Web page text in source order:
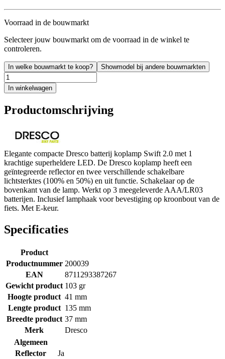
Voorraad in de bouwmarkt
Selecteer jouw bouwmarkt om de voorraad in de winkel te
controleren.
In welke bouwmarkt te koop? Showmodel bij andere bouwmarkten
In winkelwagen
Productomschrijving
Elegante compacte Dresco batterij koplamp Swift 2.0 met 1
krachtige superheldere LED. De Dresco koplamp heeft een
geïntegreerde reflector en twee verschillende schakelbare
lichtsterktes (100% en 50%) en uit functie. Schakelaar op de
bovenkant van de lamp. Werkt op 3 meegeleverde AAA/LR03
batterijen. Inclusief lamphaak voor bevestiging op kroonbout van de
fiets. Met E-keur.
Specificaties
Product
Productnummer 200039
EAN
8711293387267
Gewicht product 103 gr
Hoogte product 41 mm
Lengte product 135 mm
Breedte product 37 mm
Merk
Dresco
Algemeen
Reflector
Ja